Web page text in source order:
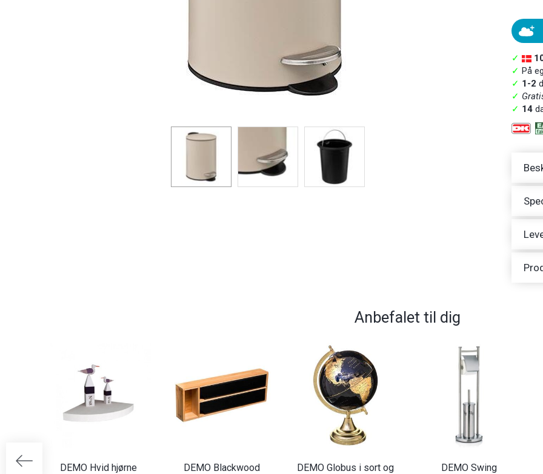
✓
✓ På
✓ 1-2
✓
✓ 14
Anbefalet til dig
DEMO Hvid hjørne
DEMO Blackwood
DEMO Globus i sort og
DEMO Swing